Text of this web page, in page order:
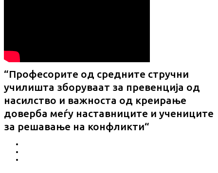
“Професорите од средните стручни
училишта зборуваат за превенција од
насилство и важноста од креирање
доверба меѓу наставниците и учениците
за решавање на конфликти“